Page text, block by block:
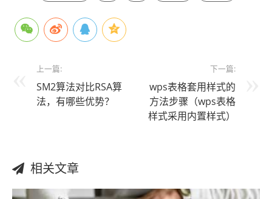
上一篇:
SM2算法对比RSA算
法，有哪些优势？
下一篇:
wps表格套用样式的
方法步骤（wps表格
样式采用内置样式）
相关文章